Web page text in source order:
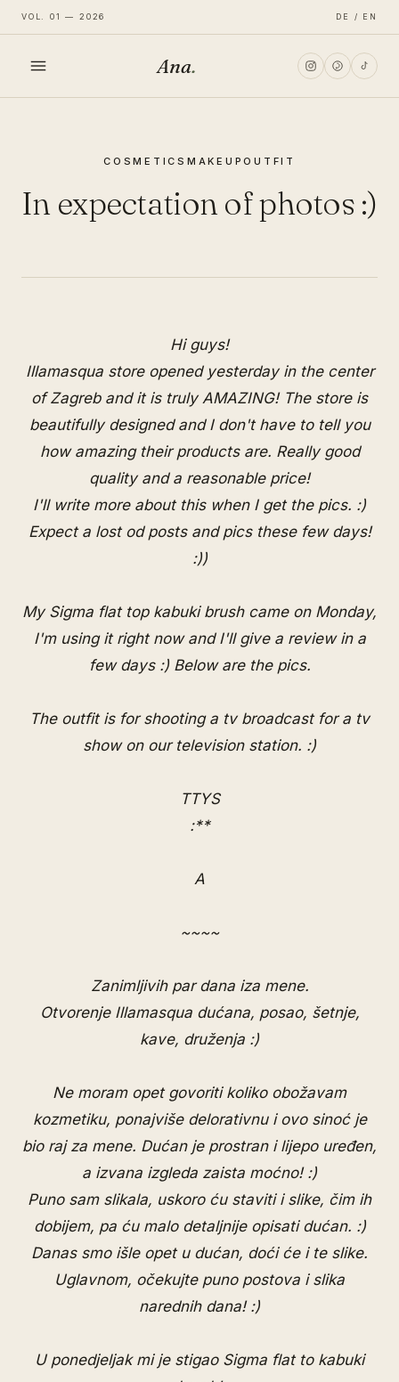
VOL. 01 — 2026 DE / EN
LIFESTYLE
Ana.
COSMETICS MAKEUPOUTFIT
In expectation of photos :)
Hi guys!
Illamasquastore opened yesterday in the center
of Zagreb and it is truly AMAZING! The store is
beautifully designed and I don't have to tell you
how amazing their products are. Really good
quality and a reasonable price!
I'll write more about this when I get the pics. :)
Expect a lost od posts and pics these few days!
:))
My Sigma flat top kabuki brush came on Monday,
I'm using it right now and I'll give a review in a
few days :) Below are the pics.
The outfit is for shooting a tv broadcast for a tv
show on our television station. :)
TTYS
:**
A
~~~~
Zanimljivih par dana iza mene.
Otvorenje Illamasquadućana, posao, šetnje,
kave, druženja :)
Ne moram opet govoriti koliko obožavam
kozmetiku, ponajviše delorativnu i ovo sinoć je
bio raj za mene. Dućan je prostran i lijepo uređen,
a izvana izgleda zaista moćno! :)
Puno sam slikala, uskoro ću staviti i slike, čim ih
dobijem, pa ću malo detaljnije opisati dućan. :)
Danas smo išle opet u dućan, doći će i te slike.
Uglavnom, očekujte puno postova i slika
narednih dana! :)
U ponedjeljak mi je stigao Sigma flat to kabuki